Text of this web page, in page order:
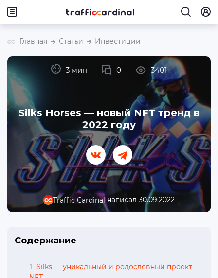
Главная Статьи Инвестиции
Traffic Cardinalнаписал 30.09.2022
Silks Horses — новый NFT тренд в
2022 году
3 мин 0 3401
Содержание
1 Silks — уникальный и родословный проект